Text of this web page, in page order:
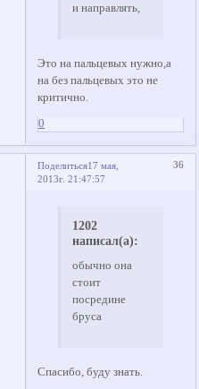
и направлять,
Это на пальцевых нужно,а
на без пальцевых это не
критично.
0
Поделиться 36
17 мая,
2013г. 21:47:57
1202
написал(а):
обычно она
стоит
посредине
бруса
Спасибо, буду знать.